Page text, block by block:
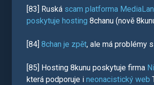
[83] Ruská scam platforma
poskytuje hosting 8chanu (nově
[84] 8chan je zpět, ale má problémy
[85] Hosting 8kunu poskytuje firma
která podporuje i neonacistický web